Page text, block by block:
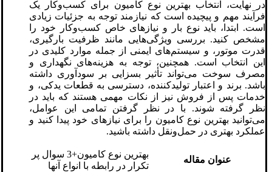
در نهایت، انتخاب بهترین نوع کامیون برای کسب‌وکار یک
فرآیند مهم و پیچیده است که نیازمند توجه به جزئیات زیادی
است. ابتدا، باید نوع بار و نیازهای خاص کسب‌وکار خود را
مشخص کنید. بررسی ویژگی‌هایی مانند ظرفیت بارگیری،
قدرت موتور، و سیستم‌های ایمنی از جمله موارد کلیدی در
این انتخاب است. همچنین، توجه به هزینه‌های نگهداری و
مصرف سوخت می‌تواند تأثیر بسزایی بر سودآوری داشته
باشد. برند و اعتبار تولیدکننده، دسترسی به قطعات یدکی، و
خدمات پس از فروش نیز از نکات مهمی هستند که باید در
نظر گرفته شوند. با در نظر گرفتن تمامی این عوامل،
می‌توانید بهترین نوع کامیون را برای نیازهای خود پیدا کنید و
عملکرد بهتری در حمل‌ونقل داشته باشید.
عنوان مقاله
بهترین نوع کامیون+3 سوال پر
تکرار در رابطه با انواع آنها